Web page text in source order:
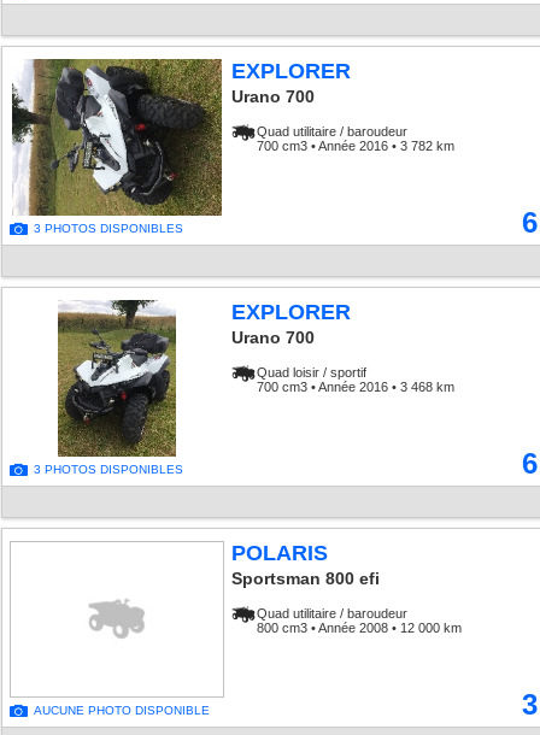
3 PHOTOS DISPONIBLES
EXPLORER
Urano 700
Quad utilitaire / baroudeur
700 cm3 • Année 2016 • 3 782 km
3 PHOTOS DISPONIBLES
EXPLORER
Urano 700
Quad loisir / sportif
700 cm3 • Année 2016 • 3 468 km
AUCUNE PHOTO DISPONIBLE
POLARIS
Sportsman 800 efi
Quad utilitaire / baroudeur
800 cm3 • Année 2008 • 12 000 km